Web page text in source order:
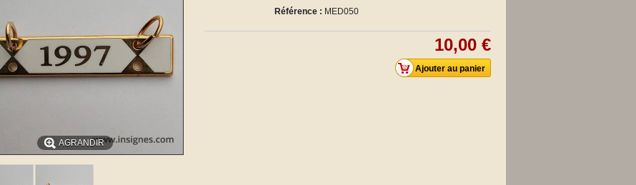
AGRANDIR
Référence : MED050
10,00 €